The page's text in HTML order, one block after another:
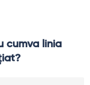
cumva linia